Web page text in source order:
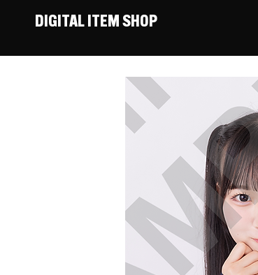
DIGITAL ITEM SHOP